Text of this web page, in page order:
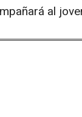
al